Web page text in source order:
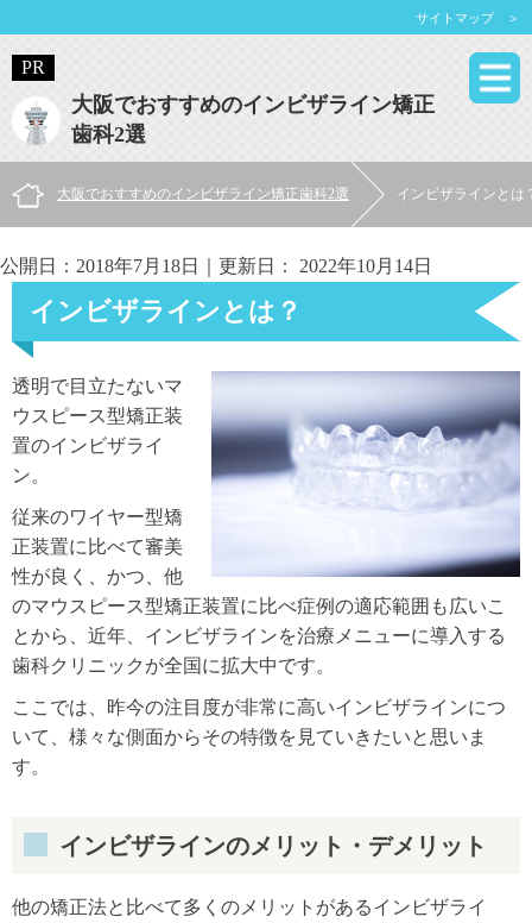
大阪でおすすめのインビザライン矯正
歯科2選
サイトマップ ＞
大阪でおすすめのインビザライン矯正歯科2選 インビザラインとは
公開日： 2018年7月18日 ｜更新日： 2022年10月14日
インビザラインとは？
透明で目立たないマ
ウスピース型矯正装
置のインビザライ
ン。
従来のワイヤー型矯
正装置に比べて審美
性が良く、かつ、他
のマウスピース型矯正装置に比べ症例の適応範囲も広いこ
とから、近年、インビザラインを治療メニューに導入する
歯科クリニックが全国に拡大中です。
ここでは、昨今の注目度が非常に高いインビザラインにつ
いて、様々な側面からその特徴を見ていきたいと思いま
す。
インビザラインのメリット・デメリット
他の矯正法と比べて多くのメリットがあるインビザライ